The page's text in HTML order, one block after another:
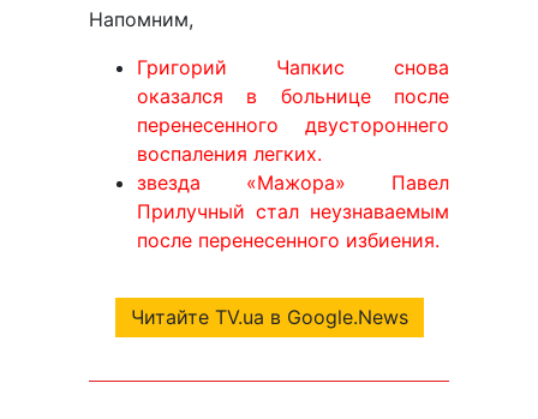
Напомним,
Григорий Чапкис снова
оказался в больнице после
перенесенного двустороннего
воспаления легких.
звезда «Мажора» Павел
Прилучный стал неузнаваемым
после перенесенного избиения.
Читайте TV.ua в Google.News